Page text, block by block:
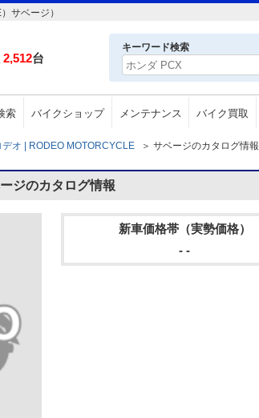
サベージ）
2,512台
キーワード検索
索 バイクショップ メンテナンス バイク買取
デオ | RODEO MOTORCYCLE ＞ サベージのカタログ情報
ジのカタログ情報
新車価格帯（実勢価格）
- -